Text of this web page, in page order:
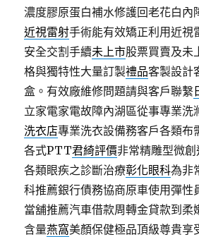
濃度膠原蛋白補水修護回老花白內
近視雷射手術能有效矯正利用近視
安全交割手續未上市股票買賣及未
格與獨特性大量訂製禮品客製設計
盒。有效廠維修問題請與客戶聯繫
立家電家電故障內湖區從事專業洗
洗衣店專業洗衣設備務客戶各類布
各式PTT君綺評價非常精雕型微
各類眼疾之診斷治療彰化眼科為非
科推薦銀行債務協商原車使用彈性
當舖推薦汽車借款周轉金貸款到柔
含量燕窩美顏保健極品頂級尊貴享